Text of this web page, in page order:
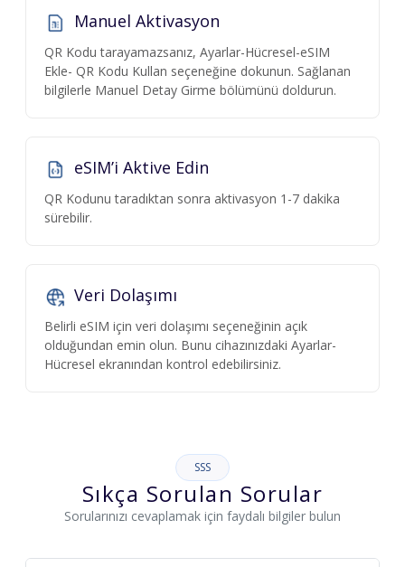
Manuel Aktivasyon
QR Kodu tarayamazsanız, Ayarlar-Hücresel-eSIM
Ekle- QR Kodu Kullan seçeneğine dokunun. Sağlanan
bilgilerle Manuel Detay Girme bölümünü doldurun.
eSIM’i Aktive Edin
QR Kodunu taradıktan sonra aktivasyon 1-7 dakika
sürebilir.
Veri Dolaşımı
Belirli eSIM için veri dolaşımı seçeneğinin açık
olduğundan emin olun. Bunu cihazınızdaki Ayarlar-
Hücresel ekranından kontrol edebilirsiniz.
SSS
Sıkça Sorulan Sorular
Sorularınızı cevaplamak için faydalı bilgiler bulun